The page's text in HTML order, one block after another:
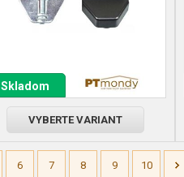
Skladom
VYBERTE VARIANT
6 7 8 9 10